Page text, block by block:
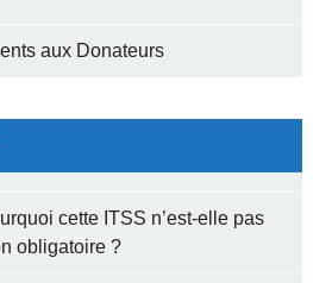
aux Donateurs
cette ITSS n’est-elle pas
obligatoire ?